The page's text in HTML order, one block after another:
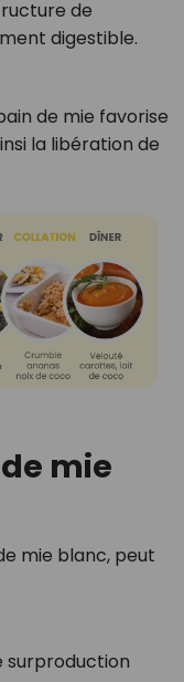
de
digestible.
de mie favorise
la libération de
mie
mie blanc, peut
surproduction